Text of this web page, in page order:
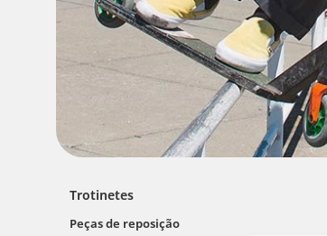
Trotinetes
Peças de reposição